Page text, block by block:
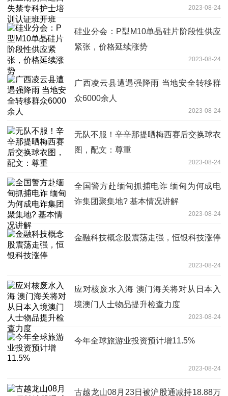
2023-08-24
硅业分会：P型M10单晶硅片阶段性供应
紧张，价格延续涨势
2023-08-24
广西凌云县遭遇强降雨 当地安全转移群
众6000余人
2023-08-24
无队不服！辛辛那提晒梅西赛后交换球衣
图，配文：尊重
2023-08-24
全国警方赴缅甸抓捕电诈 缅甸为何成电
诈集团聚集地? 基本情况讲解
2023-08-24
金融科技概念股震荡走强，恒银科技涨停
2023-08-24
应对核废水入海 澳门海关将对从日本入
境澳门人士物品提升检查力度
2023-08-24
今年全球旅游业投资预计增11.5%
2023-08-24
古越龙山08月23日被沪股通减持18.88万